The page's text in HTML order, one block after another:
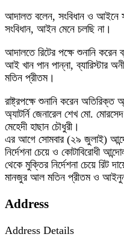
আদালত বলেন, সংবিধান ও
সংবিধান, আইন মেনে চলছি না।
আদালতে রিটের পক্ষে শুনানি করেন
আই খান পান পান্না,
মতিন প্রীতম।
রাষ্ট্রপক্ষে শুনানি করেন
অ্যাটর্নি জেনারেল শেখ মো.
মেহেদী হাছান চৌধুরী।
এর আগে সোমবার (২৯ জুলাই)
নির্দেশনা চেয়ে ও কোটাবিরোধী
থেকে মুক্তির নির্দেশনা চেয়ে রিট
মানজুর আল মতিন প্রীতম ও
Address
Address Details